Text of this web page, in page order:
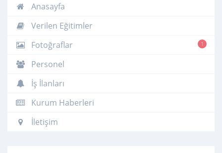
Anasayfa
Verilen Eğitimler
1
Fotoğraflar
Personel
İş İlanları
Kurum Haberleri
İletişim